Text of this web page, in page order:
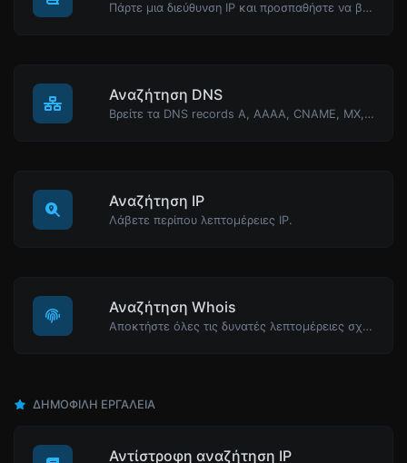
Πάρτε μια διεύθυνση IP και προσπαθήστε να βρείτε το domain/host που σχετίζεται με αυτήν.
Αναζήτηση DNS
Βρείτε τα DNS records A, AAAA, CNAME, MX, NS, TXT, SOA ενός host.
Αναζήτηση IP
Λάβετε περίπου λεπτομέρειες IP.
Αναζήτηση Whois
Αποκτήστε όλες τις δυνατές λεπτομέρειες σχετικά με ένα όνομα τομέα.
ΔΗΜΟΦΙΛΉ ΕΡΓΑΛΕΊΑ
Αντίστροφη αναζήτηση IP